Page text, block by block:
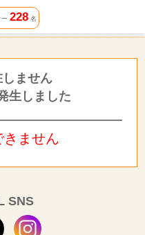
ー 228名
ません
生しました
きません
SNS